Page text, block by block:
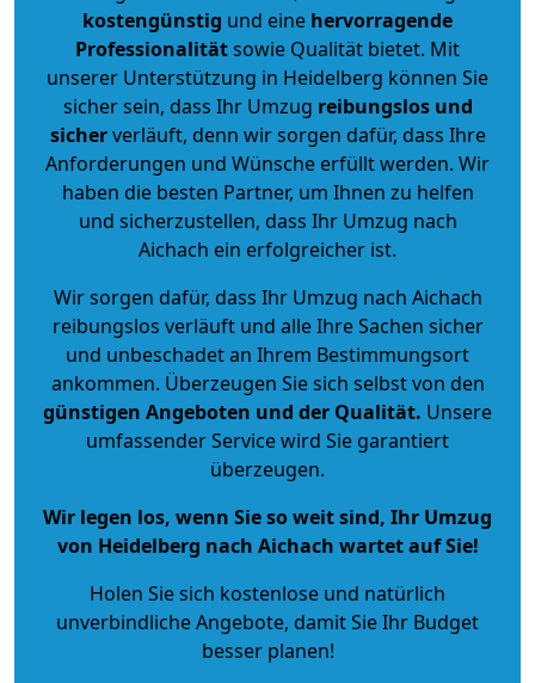
kostengünstig und eine hervorragende
Professionalitätsowie Qualität bietet. Mit
unserer Unterstützung in Heidelberg können Sie
sicher sein, dass Ihr Umzug reibungslos und
sicherverläuft, denn wir sorgen dafür, dass Ihre
Anforderungen und Wünsche erfüllt werden. Wir
haben die besten Partner, um Ihnen zu helfen
und sicherzustellen, dass Ihr Umzug nach
Aichach ein erfolgreicher ist.
Wir sorgen dafür, dass Ihr Umzug nach Aichach
reibungslos verläuft und alle Ihre Sachen sicher
und unbeschadet an Ihrem Bestimmungsort
ankommen. Überzeugen Sie sich selbst von den
günstigen Angeboten und der Qualität. Unsere
umfassender Service wird Sie garantiert
überzeugen.
Wir legen los, wenn Sie so weit sind, Ihr Umzug
von Heidelberg nach Aichach wartet auf Sie!
Holen Sie sich kostenlose und natürlich
unverbindliche Angebote, damit Sie Ihr Budget
besser planen!